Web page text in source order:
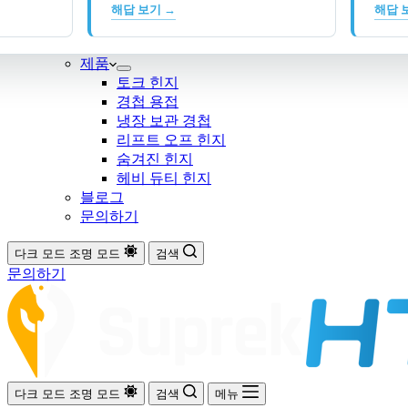
해답 보기 → 해답
제품
토크 힌지
경첩 용접
냉장 보관 경첩
리프트 오프 힌지
숨겨진 힌지
헤비 듀티 힌지
블로그
문의하기
다크 모드 조명 모드 검색
문의하기
다크 모드 조명 모드 검색 메뉴